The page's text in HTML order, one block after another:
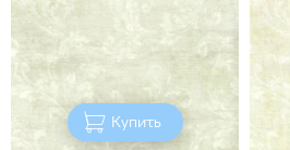
Купить